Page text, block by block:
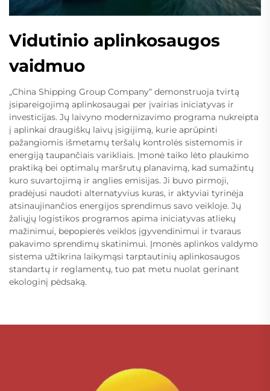
Vidutinio aplinkosaugos
vaidmuo
„China Shipping Group Company“ demonstruoja tvirtą
įsipareigojimą aplinkosaugai per įvairias iniciatyvas ir
investicijas. Jų laivyno modernizavimo programa nukreipta
į aplinkai draugiškų laivų įsigijimą, kurie aprūpinti
pažangiomis išmetamų teršalų kontrolės sistemomis ir
energiją taupančiais varikliais. Įmonė taiko lėto plaukimo
praktiką bei optimalų maršrutų planavimą, kad sumažintų
kuro suvartojimą ir anglies emisijas. Ji buvo pirmoji,
pradėjusi naudoti alternatyvius kuras, ir aktyviai tyrinėja
atsinaujinančios energijos sprendimus savo veikloje. Jų
žaliųjų logistikos programos apima iniciatyvas atliekų
mažinimui, bepopierės veiklos įgyvendinimui ir tvaraus
pakavimo sprendimų skatinimui. Įmonės aplinkos valdymo
sistema užtikrina laikymąsi tarptautinių aplinkosaugos
standartų ir reglamentų, tuo pat metu nuolat gerinant
ekologinį pėdsaką.